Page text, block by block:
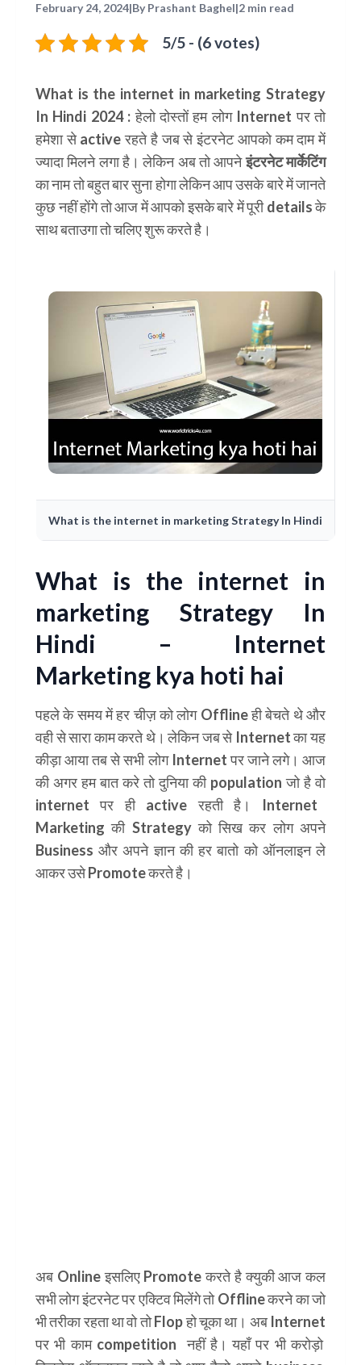
February 24, 2024|By Prashant Baghel|2 min read
5/5 - (6 votes)
What is the internet in marketing Strategy
In Hindi 2024 :हेलो दोस्तों हम लोग Internet पर तो
हमेशा सेactiveरहते है जब से इंटरनेट आपको कम दाम में
ज्यादा मिलने लगा है। लेकिन अब तो आपनेइंटरनेट मार्केटिंग
का नाम तो बहुत बार सुना होगा लेकिन आप उसके बारे में जानते
कुछ नहीं होंगे तो आज में आपको इसके बारे में पूरीdetailsके
साथ बताउगा तो चलिए शुरू करते है।
What is the internet in marketing Strategy In Hindi
What is the internet in
marketing Strategy In
Hindi – Internet
Marketing kya hoti hai
पहले के समय में हर चीज़ को लोग Offlineही बेचते थे और
वही से सारा काम करते थे। लेकिन जब से Internet का यह
कीड़ा आया तब से सभी लोग Internetपर जाने लगे। आज
की अगर हम बात करे तो दुनिया की population जो है वो
internet पर ही activeरहती है।
Internet
Marketing कीStrategyको सिख कर लोग अपने
Businessऔर अपने ज्ञान की हर बातो को ऑनलाइन ले
आकर उसेPromoteकरते है।
अब Onlineइसलिए Promoteकरते है क्युकी आज कल
सभी लोग इंटरनेट पर एक्टिव मिलेंगे तोOfflineकरने का जो
भी तरीका रहता था वो तो Flop हो चूका था। अब Internet
पर भी काम competition नहीं है। यहाँ पर भी करोड़ो